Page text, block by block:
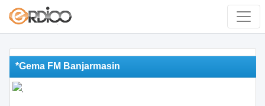
*Gema FM Banjarmasin